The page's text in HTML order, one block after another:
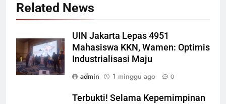
Related News
UIN Jakarta Lepas 4951
Mahasiswa KKN, Wamen: Optimis
Industrialisasi Maju
admin
1 minggu ago 0
Terbukti! Selama Kepemimpinan